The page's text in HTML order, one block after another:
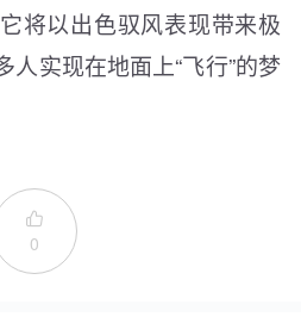
将以出色驭风表现带来极
人实现在地面上“飞行”的梦

0